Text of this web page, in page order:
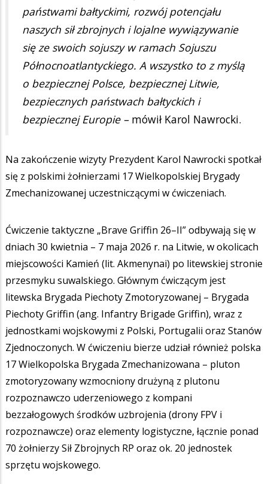
państwami bałtyckimi, rozwój potencjału
naszych sił zbrojnych i lojalne wywiązywanie
się ze swoich sojuszy w ramach Sojuszu
Północnoatlantyckiego. A wszystko to z myślą
o bezpiecznej Polsce, bezpiecznej Litwie,
bezpiecznych państwach bałtyckich i
bezpiecznej Europie –mówił Karol Nawrocki.
Na zakończenie wizyty Prezydent Karol Nawrocki spotkał
się z polskimi żołnierzami 17 Wielkopolskiej Brygady
Zmechanizowanej uczestniczącymi w ćwiczeniach.
Ćwiczenie taktyczne „Brave Griffin 26–II” odbywają się w
dniach 30 kwietnia – 7 maja 2026 r. na Litwie, w okolicach
miejscowości Kamień (lit. Akmenynai) po litewskiej stronie
przesmyku suwalskiego. Głównym ćwiczącym jest
litewska Brygada Piechoty Zmotoryzowanej – Brygada
Piechoty Griffin (ang. Infantry Brigade Griffin), wraz z
jednostkami wojskowymi z Polski, Portugalii oraz Stanów
Zjednoczonych. W ćwiczeniu bierze udział również polska
17 Wielkopolska Brygada Zmechanizowana – pluton
zmotoryzowany wzmocniony drużyną z plutonu
rozpoznawczo uderzeniowego z kompani
bezzałogowych środków uzbrojenia (drony FPV i
rozpoznawcze) oraz elementy logistyczne, łącznie ponad
70 żołnierzy Sił Zbrojnych RP oraz ok. 20 jednostek
sprzętu wojskowego.